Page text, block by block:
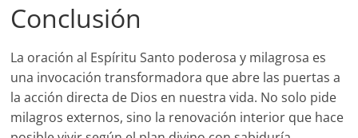
Conclusión
La oración al Espíritu Santo poderosa y milagrosa es
una invocación transformadora que abre las puertas a
la acción directa de Dios en nuestra vida. No solo pide
milagros externos, sino la renovación interior que hace